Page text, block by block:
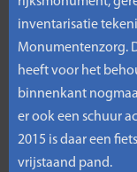
inventarisatie
Monumentenzorg.
heeft voor het
binnenkant
er ook een schuur
2015 is daar een
vrijstaand pand.